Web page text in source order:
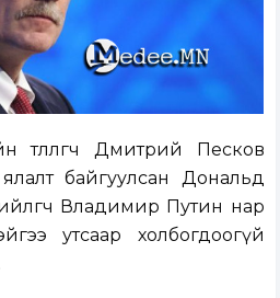
төлөөлөгч Дмитрий Песков
байгуулсан Дональд
Владимир Путин нар
утсаар холбогдоогүй